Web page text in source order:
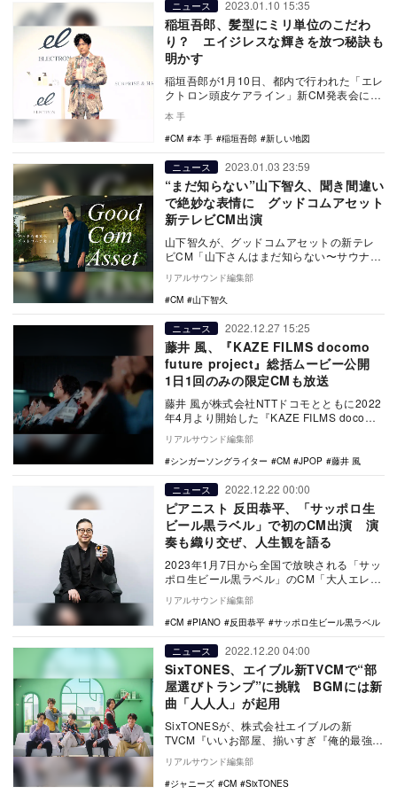
ニュース 2023.01.10 15:35
稲垣吾郎、髪型にミリ単位のこだわ
り？ エイジレスな輝きを放つ秘訣も
明かす
稲垣吾郎が1月10日、都内で行われた「エレ
クトロン頭皮ケアライン」新CM発表会に出
本 手
CM
本 手 稲垣吾郎 新しい地図
ニュース 2023.01.03 23:59
“まだ知らない”山下智久、聞き間違い
で絶妙な表情に グッドコムアセット
新テレビCM出演
山下智久が、グッドコムアセットの新テレ
ビCM「山下さんはまだ知らない〜サウナ
篇」「山下さんはまだ知らない〜カフェ
篇」に出演。20…
リアルサウンド編集部
CM
山下智久
ニュース 2022.12.27 15:25
藤井 風、『KAZE FILMS docomo
future project』総括ムービー公開
1日1回のみの限定CMも放送
藤井 風が株式会社NTTドコモとともに2022
年4月より開始した『KAZE FILMS docomo
リアルサウンド編集部
シンガーソングライター
CM JPOP 藤井 風
ニュース 2022.12.22 00:00
ピアニスト 反田恭平、「サッポロ生
ビール黒ラベル」で初のCM出演 演
奏も織り交ぜ、人生観を語る
2023年1月7日から全国で放映される「サッ
ポロ生ビール黒ラベル」のCM「大人エレベ
ーター」シリーズ第41弾に世界的ピアニス
ト・…
リアルサウンド編集部
CM
PIANO 反田恭平 サッポロ生ビール黒ラベル
ニュース 2022.12.20 04:00
SixTONES、エイブル新TVCMで“部
屋選びトランプ”に挑戦 BGMには新
曲「人人人」が起用
SixTONESが、株式会社エイブルの新
TVCM『いいお部屋、揃いすぎ『俺的最強』
篇』（15秒）『いいお部屋、揃いすぎ『君
に決め…
リアルサウンド編集部
ジャニーズ
CM SixTONES